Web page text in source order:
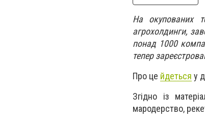
На окупованих
агрохолдинги,
понад 1000
тепер
Про це йдеться у
Згідно із
мародерство,